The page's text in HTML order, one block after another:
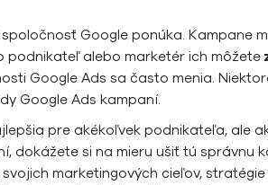
Google ponúka. Kampane
podnikateľ alebo marketér ich môžete
Google Ads sa často menia.
Google Ads kampaní.
pre akékoľvek podnikateľa, ale
dokážete si na mieru ušiť tú správnu
marketingových cieľov,